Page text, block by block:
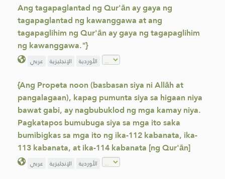
Ang tagapaglantad ng Qur'ān ay gaya ng
tagapaglantad ng kawanggawa at ang
tagapaglihim ng Qur'ān ay gaya ng tagapaglihim
ng kawanggawa."}
عربي الإنجليزية الأوردية
{Ang Propeta noon (basbasan siya ni Allāh at
pangalagaan), kapag pumunta siya sa higaan niya
bawat gabi, ay nagbubuklod ng mga kamay niya.
Pagkatapos bumubuga siya sa mga ito saka
bumibigkas sa mga ito ng ika-112 kabanata, ika-
113 kabanata, at ika-114 kabanata [ng Qur'ān]
عربي الإنجليزية الأوردية